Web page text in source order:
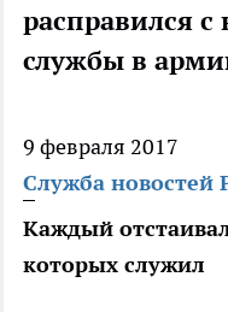
расправился
службы в
9 февраля 2017
Служба новостей
Каждый
которых служил